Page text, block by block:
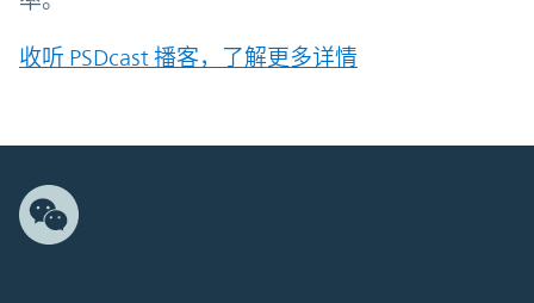
收听 PSDcast 播客，了解更多详情